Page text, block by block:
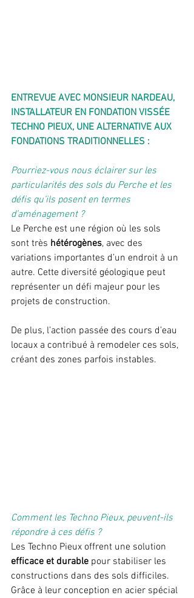
ENTREVUE AVEC MONSIEUR NARDEAU,
INSTALLATEUR EN FONDATION VISSÉE
TECHNO PIEUX, UNE ALTERNATIVE AUX
FONDATIONS TRADITIONNELLES :
Pourriez-vous nous éclairer sur les
particularités des sols du Perche et les
défis qu’ils posent en termes
d’aménagement ?
Le Perche est une région où les sols
sont très hétérogènes, avec des
variations importantes d’un endroit à un
autre. Cette diversité géologique peut
représenter un défi majeur pour les
projets de construction.
De plus, l’action passée des cours d’eau
locaux a contribué à remodeler ces sols,
créant des zones parfois instables.
Comment les Techno Pieux, peuvent-ils
répondre à ces défis ?
Les Techno Pieux offrent une solution
efficace et durable pour stabiliser les
constructions dans des sols difficiles.
Grâce à leur conception en acier spécial